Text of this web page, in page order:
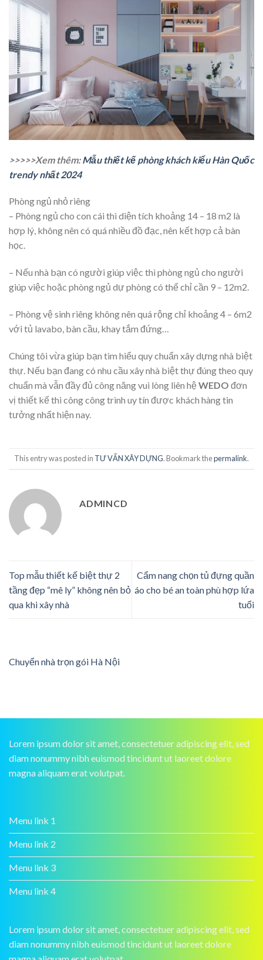
>>>>>Xem thêm:Mẫu thiết kế phòng khách kiểu Hàn Quốc
trendy nhất 2024
Phòng ngủ nhỏ riêng
– Phòng ngủ cho con cái thì diện tích khoảng 14 – 18 m2 là
hợp lý, không nên có quá nhiều đồ đạc, nên kết hợp cả bàn
học.
– Nếu nhà bạn có người giúp việc thì phòng ngủ cho người
giúp việc hoặc phòng ngủ dự phòng có thể chỉ cần 9 – 12m2.
– Phòng vệ sinh riêng không nên quá rộng chỉ khoảng 4 – 6m2
với tủ lavabo, bàn cầu, khay tắm đứng…
Chúng tôi vừa giúp bạn tìm hiểu quy chuẩn xây dựng nhà biệt
thự. Nếu bạn đang có nhu cầu xây nhà biệt thự đúng theo quy
chuẩn mà vẫn đầy đủ công năng vui lòng liên hệ WEDO đơn
vị thiết kế thi công công trình uy tín được khách hàng tin
tưởng nhất hiện nay.
This entry was posted in TƯ VẤN XÂY DỰNG. Bookmark thepermalink.
ADMINCD
Top mẫu thiết kế biệt thự 2
tầng đẹp “mê ly” không nên bỏ
qua khi xây nhà
Cẩm nang chọn tủ đựng quần
áo cho bé an toàn phù hợp lứa
tuổi
Chuyển nhà trọn gói Hà Nội
Lorem ipsum dolor sit amet, consectetuer adipiscing elit, sed
diam nonummy nibh euismod tincidunt ut laoreet dolore
magna aliquam erat volutpat.
Menu link 1
Menu link 2
Menu link 3
Menu link 4
Lorem ipsum dolor sit amet, consectetuer adipiscing elit, sed
diam nonummy nibh euismod tincidunt ut laoreet dolore